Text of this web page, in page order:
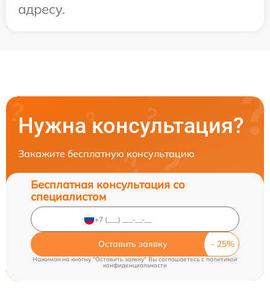
адресу.
Нужна консультация?
Закажите бесплатную консультацию
Бесплатная консультация со
специалистом
Оставить заявку
Нажимая на кнопку "Оставить заявку" Вы соглашаетесь cполитикой
конфиденциальности